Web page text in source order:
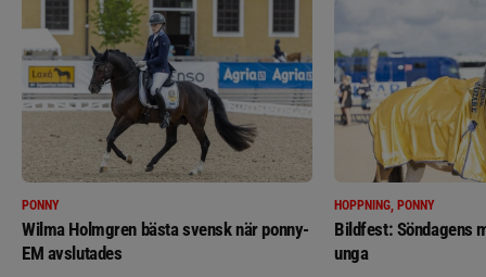
PONNY
Wilma Holmgren bästa svensk när ponny-
EM avslutades
HOPPNING, PONNY
Bildfest: Söndagens
unga